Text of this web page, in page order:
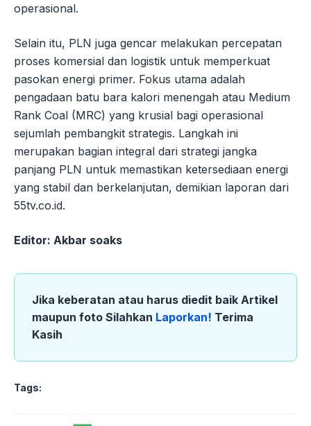
operasional.
Selain itu, PLN juga gencar melakukan percepatan
proses komersial dan logistik untuk memperkuat
pasokan energi primer. Fokus utama adalah
pengadaan batu bara kalori menengah atau Medium
Rank Coal (MRC) yang krusial bagi operasional
sejumlah pembangkit strategis. Langkah ini
merupakan bagian integral dari strategi jangka
panjang PLN untuk memastikan ketersediaan energi
yang stabil dan berkelanjutan, demikian laporan dari
55tv.co.id.
Editor: Akbar soaks
Jika keberatan atau harus diedit baik Artikel
maupun foto Silahkan Laporkan! Terima
Kasih
Tags: